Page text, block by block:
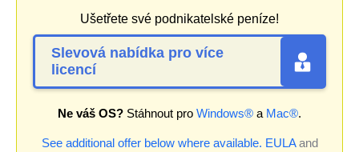
Ušetřete své podnikatelské peníze!
Slevová nabídka pro více
licencí
Ne váš OS? Stáhnout pro Windows® a Mac®.
See additional offer below where available. EULAand